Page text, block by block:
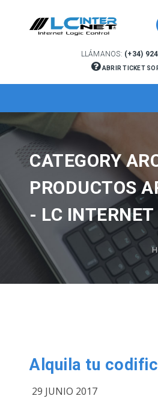
LLÁMANOS: (+34)
ABRIR TICKET
CATEGORY
PRODUCTOS
- LC INTERNET
29 JUNIO 2017